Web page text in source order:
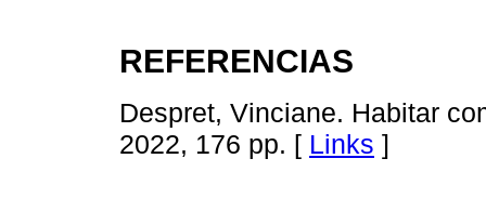
REFERENCIAS
Despret, Vinciane. Habitar
2022, 176 pp. [ Links ]